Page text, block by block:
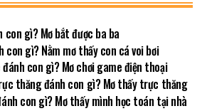
con gì? Mơ bắt được ba ba
con gì? Nằm mơ thấy con cá voi bơi
con gì? Mơ chơi game điện thoại
thăng đánh con gì? Mơ thấy trực thăng
con gì? Mơ thấy mình học toán tại nhà